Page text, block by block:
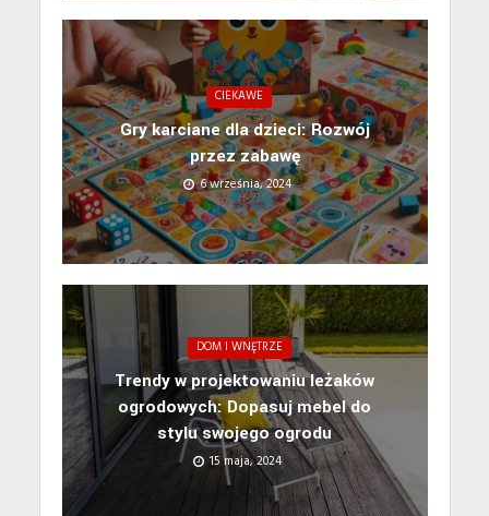
CIEKAWE
Gry karciane dla dzieci: Rozwój
przez zabawę
6 września, 2024
DOM I WNĘTRZE
Trendy w projektowaniu leżaków
ogrodowych: Dopasuj mebel do
stylu swojego ogrodu
15 maja, 2024